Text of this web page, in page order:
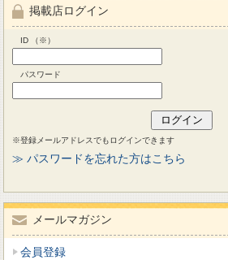
掲載店ログイン
ID （※）
パスワード
※登録メールアドレスでもログインできます
≫ パスワードを忘れた方はこちら
メールマガジン
会員登録